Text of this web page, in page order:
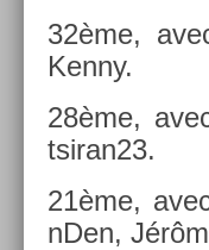
32ème,
Kenny.
28ème,
tsiran23.
21ème,
nD­en,